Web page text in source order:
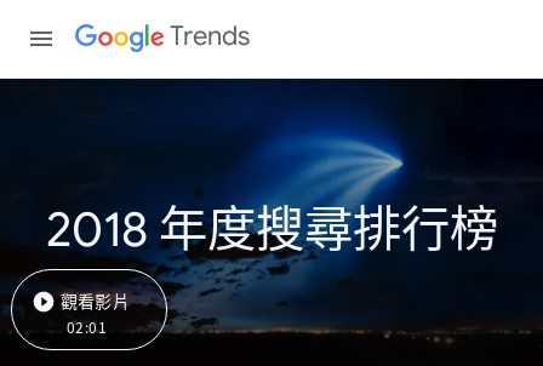
Trends
2018 年度搜尋排行榜
觀看影片
02:01